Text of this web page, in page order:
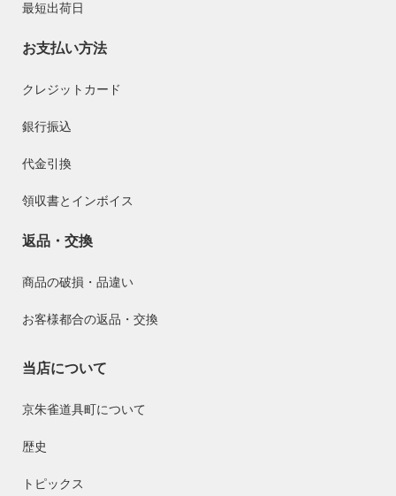
最短出荷日
お支払い方法
クレジットカード
銀行振込
代金引換
領収書とインボイス
返品・交換
商品の破損・品違い
お客様都合の返品・交換
当店について
京朱雀道具町について
歴史
トピックス